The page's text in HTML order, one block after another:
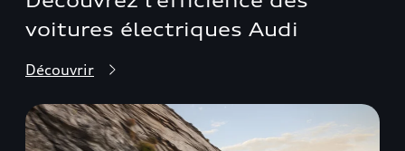
voitures électriques Audi
Découvrir